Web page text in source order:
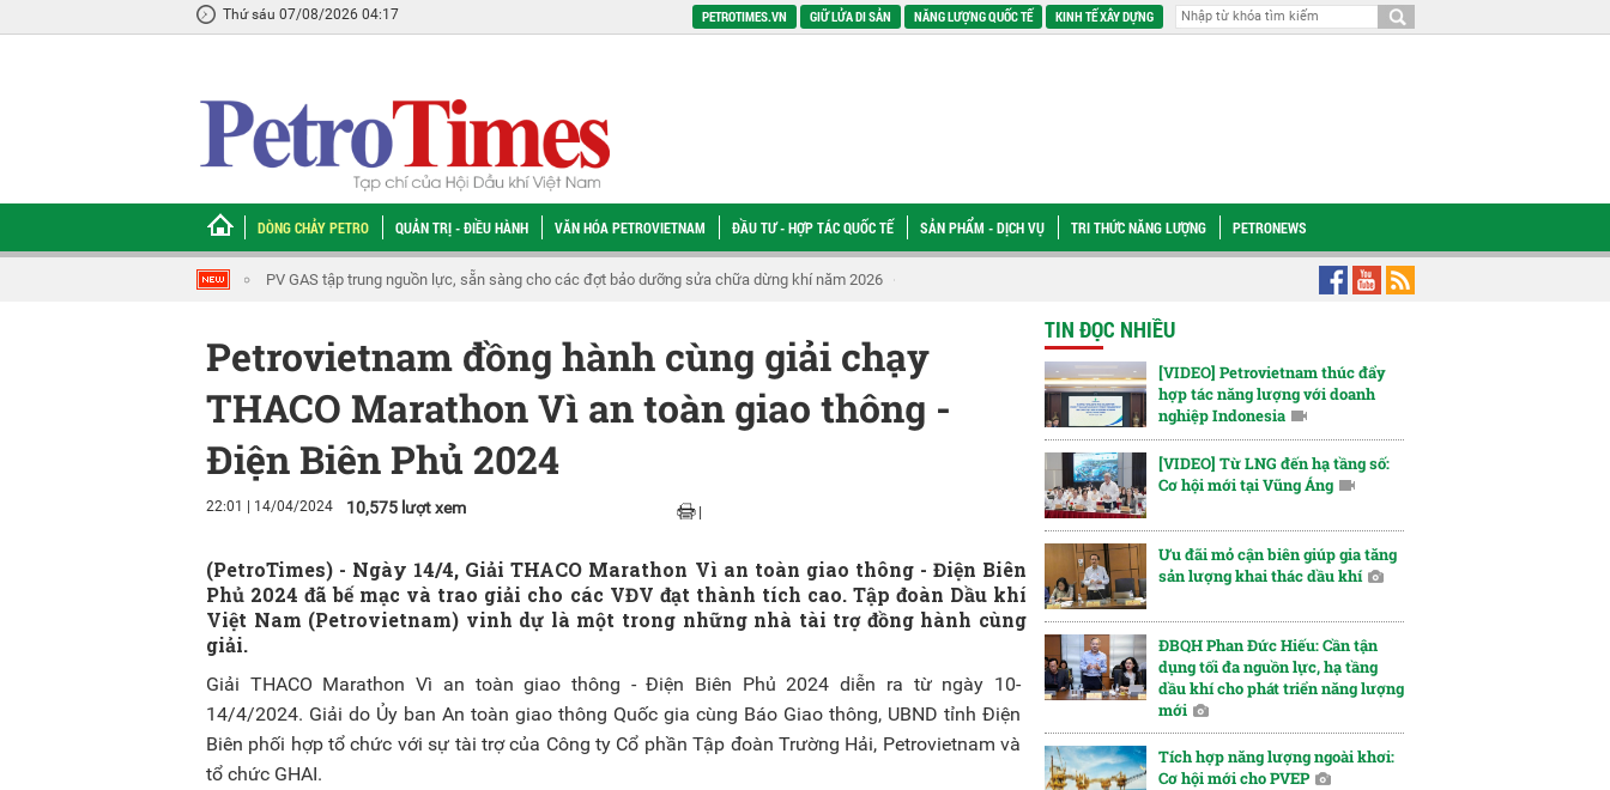
Thứ sáu 07/08/2026 04:17 PETROTIMES.VN GIỮ LỬA DI SẢN NĂNG LƯỢNG QUỐC TẾ KINH TẾ XÂY DỰNG
DÒNG CHẢY PETRO QUẢN TRỊ - ĐIỀU HÀNH VĂN HÓA PETROVIETNAM ĐẦU TƯ - HỢP TÁC QUỐC TẾ SẢN PHẨM - DỊCH VỤ TRI THỨC NĂNG LƯỢNG PETRONEWS
PV GAS tập trung nguồn lực, sẵn sàng cho các đợt bảo dưỡng sửa chữa dừng khí năm 2026 [Infographic] Petrovietnam gìn giữ văn hóa "Nghĩa tình" từ sự quan tâm tới người lao động hưu trí
Petrovietnam đồng hành cùng giải chạy
THACO Marathon Vì an toàn giao thông -
Điện Biên Phủ 2024
22:01 | 14/04/2024 10,575 lượt xem |
(PetroTimes) - Ngày 14/4, Giải THACO Marathon Vì an toàn giao thông - Điện Biên
Phủ 2024 đã bế mạc và trao giải cho các VĐV đạt thành tích cao. Tập đoàn Dầu khí
Việt Nam (Petrovietnam) vinh dự là một trong những nhà tài trợ đồng hành cùng
giải.
Giải THACO Marathon Vì an toàn giao thông - Điện Biên Phủ 2024 diễn ra từ ngày 10-
14/4/2024. Giải do Ủy ban An toàn giao thông Quốc gia cùng Báo Giao thông, UBND tỉnh Điện
Biên phối hợp tổ chức với sự tài trợ của Công ty Cổ phần Tập đoàn Trường Hải, Petrovietnam và
tổ chức GHAI.
TIN ĐỌC NHIỀU
[VIDEO] Petrovietnam thúc đẩy
hợp tác năng lượng với doanh
nghiệp Indonesia
[VIDEO] Từ LNG đến hạ tầng số:
Cơ hội mới tại Vũng Áng
Ưu đãi mỏ cận biên giúp gia tăng
sản lượng khai thác dầu khí
ĐBQH Phan Đức Hiếu: Cần tận
dụng tối đa nguồn lực, hạ tầng
dầu khí cho phát triển năng lượng
mới
Tích hợp năng lượng ngoài khơi:
Cơ hội mới cho PVEP